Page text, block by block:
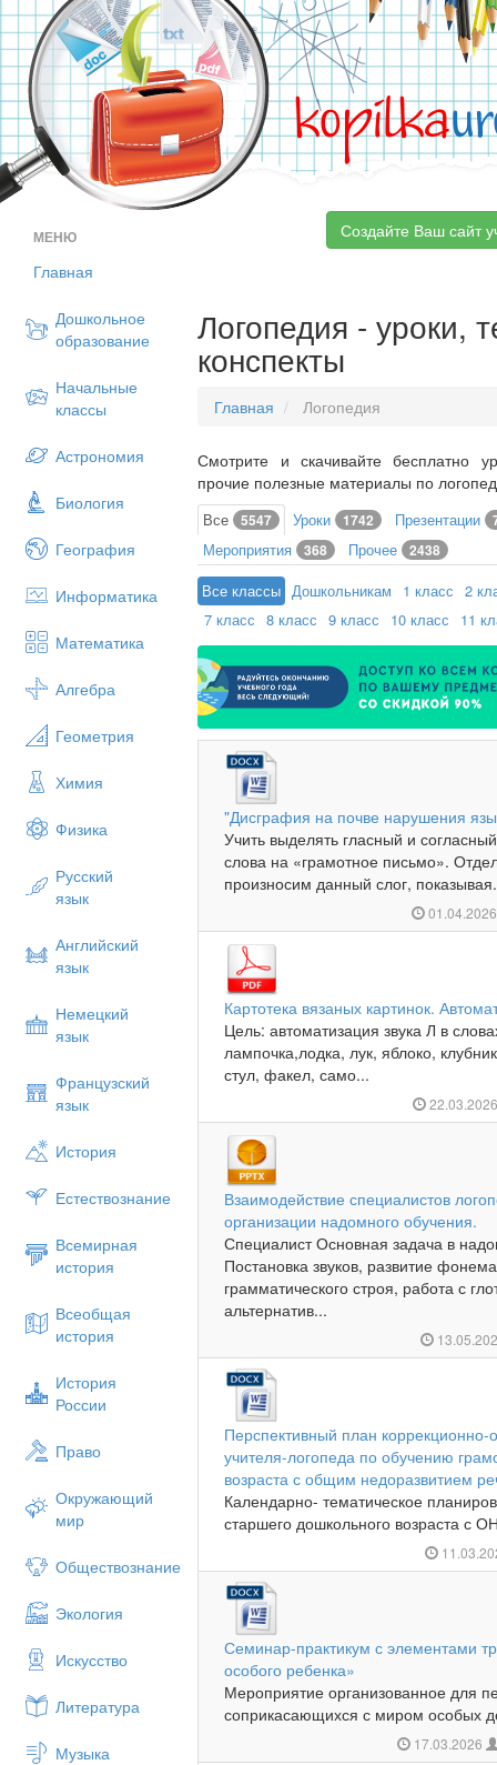
kopilka
МЕНЮ
Главная
Дошкольное
образование
Начальные
классы
Астрономия
Биология
География
Информатика
Математика
Алгебра
Геометрия
Химия
Физика
Русский
язык
Английский
язык
Немецкий
язык
Французский
язык
История
Естествознание
Всемирная
история
Всеобщая
история
История
России
Право
Окружающий
мир
Обществознание
Экология
Искусство
Литература
Музыка
Создайте Ваш сайт
Логопедия - уроки,
конспекты
Главная Логопедия
Смотрите и скачивайте бесплатно
прочие полезные материалы по
Все 5547 Уроки 1742 Презентации
Мероприятия 368 Прочее 2438
Все классы Дошкольникам 1 класс 2
7 класс 8 класс 9 класс 10 класс 11
"Дисграфия на почве нарушения
Учить выделять гласный и
слова на «грамотное письмо».
произносим данный слог,
Картотека вязаных картинок.
Цель: автоматизация звука Л в
лампочка,лодка, лук, яблоко,
стул, факел, само...
Взаимодействие специалистов
организации надомного обучения.
Специалист Основная задача в
Постановка звуков, развитие
грамматического строя, работа с
альтернатив...
Перспективный план коррекционно-
учителя-логопеда по обучению
возраста с общим недоразвитием
Календарно- тематическое
старшего дошкольного возраста с
Семинар-практикум с элементами
особого ребенка»
Мероприятие организованное для
соприкасающихся с миром особых
17.03.2026